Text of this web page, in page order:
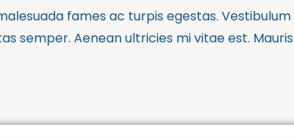
fames ac turpis egestas.
semper. Aenean ultricies mi vitae est.